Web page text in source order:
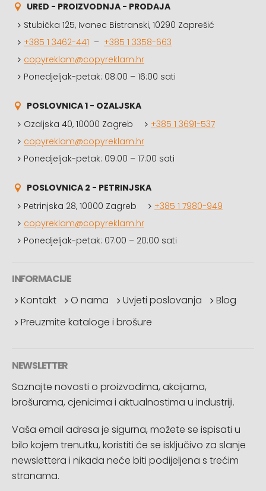
URED - PROIZVODNJA - PRODAJA
Stubička 125, Ivanec Bistranski, 10290 Zaprešić
+385 1 3462-441 – +385 1 3358-663
copyreklam@copyreklam.hr
Ponedjeljak-petak: 08:00 – 16:00 sati
POSLOVNICA 1 - OZALJSKA
Ozaljska 40, 10000 Zagreb
+385 1 3691-537
copyreklam@copyreklam.hr
Ponedjeljak-petak: 09:00 – 17:00 sati
POSLOVNICA 2 - PETRINJSKA
Petrinjska 28, 10000 Zagreb
+385 1 7980-949
copyreklam@copyreklam.hr
Ponedjeljak-petak: 07:00 – 20:00 sati
INFORMACIJE
Kontakt
O nama Uvjeti poslovanja
Blog
Preuzmite kataloge i brošure
NEWSLETTER
Saznajte novosti o proizvodima, akcijama,
brošurama, cjenicima i aktualnostima u industriji.
Vaša email adresa je sigurna, možete se ispisati u
bilo kojem trenutku, koristiti će se isključivo za slanje
newslettera i nikada neće biti podijeljena s trećim
stranama.